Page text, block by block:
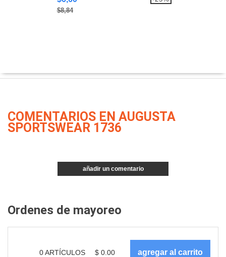
$8,84
COMENTARIOS EN AUGUSTA
SPORTSWEAR 1736
añadir un comentario
Ordenes de mayoreo
0ARTÍCULOS $ 0.00